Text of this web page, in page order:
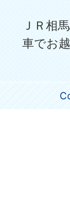
ＪＲ相
車でお